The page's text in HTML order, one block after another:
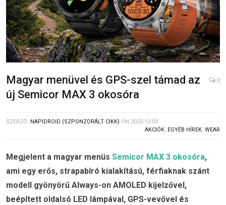
Magyar menüvel és GPS-szel támad az
új Semicor MAX 3 okosóra
0
SZERZŐ: NAPIDROID (SZPONZORÁLT CIKK) ON 2025-12-09
AKCIÓK, EGYÉB HÍREK, WEAR
Megjelent a magyar menüs Semicor MAX 3 okosóra,
ami egy erős, strapabíró kialakítású, férfiaknak szánt
modell gyönyörű Always-on AMOLED kijelzővel,
beépített oldalsó LED lámpával, GPS-vevővel és